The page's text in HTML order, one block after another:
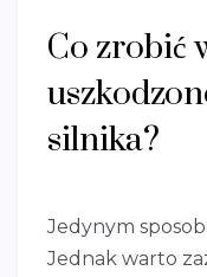
Co zrobić
silnika?
Jedynym
Jednak warto